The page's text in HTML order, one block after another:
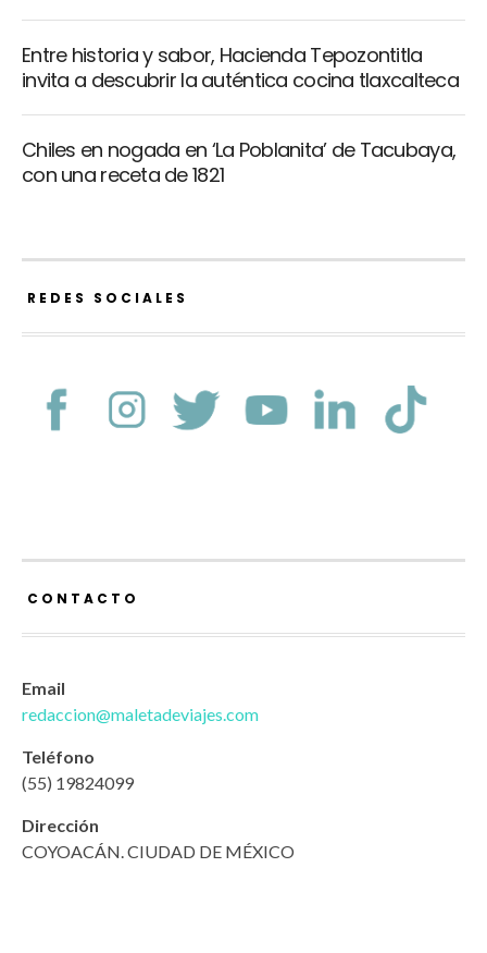
Entre historia y sabor, Hacienda Tepozontitla
invita a descubrir la auténtica cocina tlaxcalteca
Chiles en nogada en ‘La Poblanita’ de Tacubaya,
con una receta de 1821
REDES SOCIALES
CONTACTO
Email
redaccion@maletadeviajes.com
Teléfono
(55) 19824099
Dirección
COYOACÁN. CIUDAD DE MÉXICO